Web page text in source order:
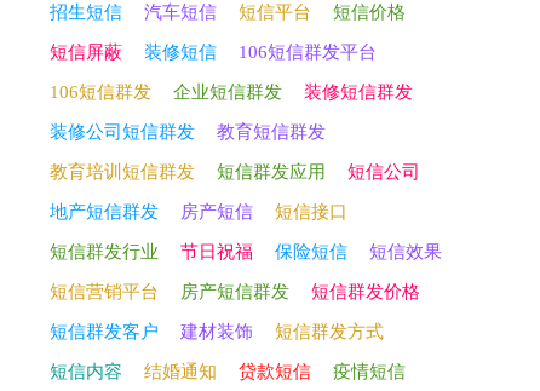
招生短信 汽车短信 短信平台 短信价格
短信屏蔽 装修短信 106短信群发平台
106短信群发 企业短信群发 装修短信群发
装修公司短信群发 教育短信群发
教育培训短信群发 短信群发应用 短信公司
地产短信群发 房产短信 短信接口
短信群发行业 节日祝福 保险短信 短信效果
短信营销平台 房产短信群发 短信群发价格
短信群发客户 建材装饰 短信群发方式
短信内容 结婚通知 贷款短信 疫情短信